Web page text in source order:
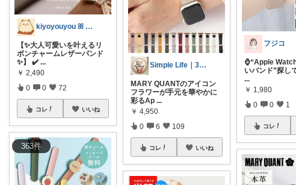
363件
kiyoyouyou ꕤ ゆーゆーꕤ
【✨大人可愛いを叶えるリ
ボンチャームレザーバンド
✨】 ✔️ ...
￥ 2,490
0 0 72
コレ いいね
Simple Life｜3児のパパ
MARY QUANTのアイコン
フラワーが手元を華やかに
彩るAp ...
￥ 4,950
0 6 109
コレ いいね
フジコ
⌚“Apple
いバンド”探し
...
￥ 1,980
0 0 1
コレ